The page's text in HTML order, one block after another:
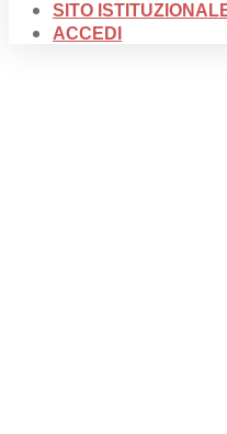
SITO
ACCEDI